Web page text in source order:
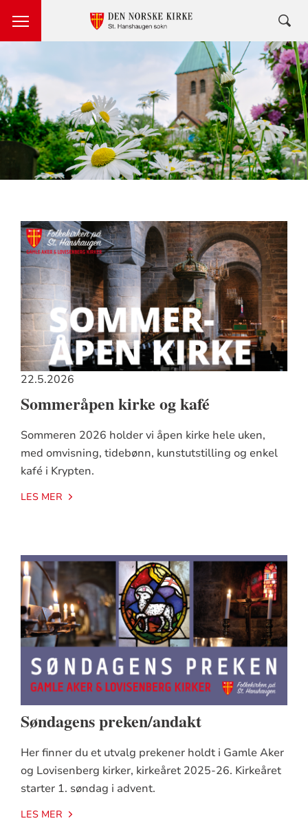
22.5.2026
Sommeråpen kirke og kafé
Sommeren 2026 holder vi åpen kirke hele uken,
med omvisning, tidebønn, kunstutstilling og enkel
kafé i Krypten.
LES MER
Søndagens preken/andakt
Her finner du et utvalg prekener holdt i Gamle Aker
og Lovisenberg kirker, kirkeåret 2025-26. Kirkeåret
starter 1. søndag i advent.
LES MER